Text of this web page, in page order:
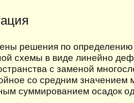
решения по определению
схемы в виде линейно
с заменой
со средним
суммированием осадок